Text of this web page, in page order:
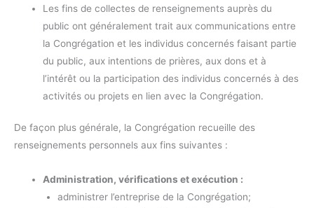
Les fins de collectes de renseignements auprès du
public ont généralement trait aux communications entre
la Congrégation et les individus concernés faisant partie
du public, aux intentions de prières, aux dons et à
l’intérêt ou la participation des individus concernés à des
activités ou projets en lien avec la Congrégation.
De façon plus générale, la Congrégation recueille des
renseignements personnels aux fins suivantes :
Administration, vérifications et exécution :
administrer l’entreprise de la Congrégation;